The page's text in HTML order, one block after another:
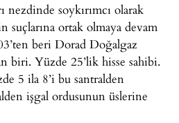
soykırımcı olarak
suçlarına ortak olmaya devam
beri Dorad Doğalgaz
biri. Yüzde 25’lik hisse sahibi.
5 ila 8’i bu santralden
işgal ordusunun üslerine